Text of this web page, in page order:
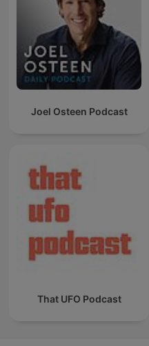
Joel Osteen Podcast
That UFO Podcast